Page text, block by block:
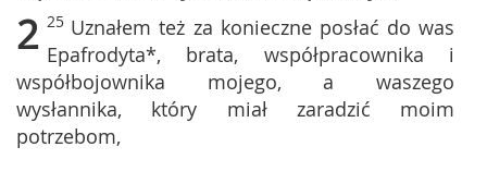
2 25 Uznałem też za konieczne posłać do was
Epafrodyta*, brata, współpracownika i
współbojownika mojego, a waszego
wysłannika, który miał zaradzić moim
potrzebom,